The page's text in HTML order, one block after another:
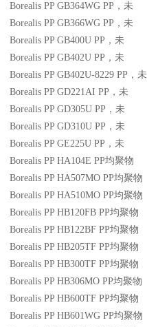
Borealis PP GB364WG PP ，未
Borealis PP GB366WG PP ，未
Borealis PP GB400U PP ，未
Borealis PP GB402U PP ，未
Borealis PP GB402U-8229 PP ，未
Borealis PP GD221AI PP ，未
Borealis PP GD305U PP ，未
Borealis PP GD310U PP ，未
Borealis PP GE225U PP ，未
Borealis PP HA104E PP均聚物
Borealis PP HA507MO PP均聚物
Borealis PP HA510MO PP均聚物
Borealis PP HB120FB PP均聚物
Borealis PP HB122BF PP均聚物
Borealis PP HB205TF PP均聚物
Borealis PP HB300TF PP均聚物
Borealis PP HB306MO PP均聚物
Borealis PP HB600TF PP均聚物
Borealis PP HB601WG PP均聚物